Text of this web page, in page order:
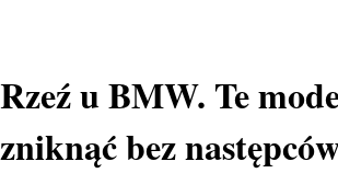
Rzeź u BMW. Te
zniknąć bez